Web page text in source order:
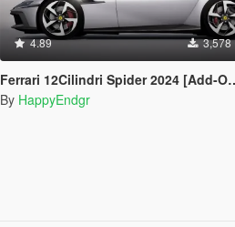
4.89 3,578
Ferrari 12Cilindri Spider 2024 [Add-On | Template | Extras]
By HappyEndgr